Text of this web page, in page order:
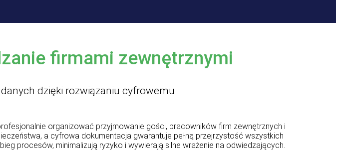
firmami zewnętrznymi
dzięki rozwiązaniu cyfrowemu
organizować przyjmowanie gości, pracowników firm zewnętrznych i
a cyfrowa dokumentacja gwarantuje pełną przejrzystość wszystkich
procesów, minimalizują ryzyko i wywierają silne wrażenie na odwiedzających.